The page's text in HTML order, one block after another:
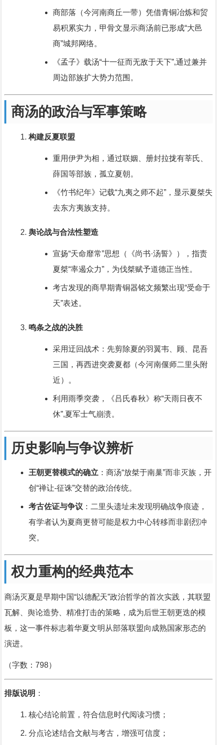
商部落（今河南商丘一带）凭借青铜冶炼和贸
易积累实力，甲骨文显示商汤前已形成“大邑
商”城邦网络。
《孟子》载汤“十一征而无敌于天下”,通过兼并
周边部族扩大势力范围。
商汤的政治与军事策略
构建反夏联盟
重用伊尹为相，通过联姻、册封拉拢有莘氏、
薛国等部族，孤立夏朝。
《竹书纪年》记载“九夷之师不起”，显示夏桀失
去东方夷族支持。
舆论战与合法性塑造
宣扬“天命靡常”思想（《尚书·汤誓》），指责
夏桀“率遏众力”，为伐桀赋予道德正当性。
考古发现的商早期青铜器铭文频繁出现“受命于
天”表述。
鸣条之战的决胜
采用迂回战术：先剪除夏的羽翼韦、顾、昆吾
三国，再西进突袭夏都（今河南偃师二里头附
近）。
利用雨季突袭，《吕氏春秋》称“天雨日夜不
休”,夏军士气崩溃。
历史影响与争议辨析
王朝更替模式的确立：商汤“放桀于南巢”而非灭族，开
创“禅让-征诛”交替的政治传统。
考古佐证与争议 ：二里头遗址未发现明确战争痕迹，
有学者认为夏商更替可能是权力中心转移而非剧烈冲
突。
权力重构的经典范本
商汤灭夏是早期中国“以德配天”政治哲学的首次实践，其联盟
瓦解、舆论造势、精准打击的策略，成为后世王朝更迭的模
板，这一事件标志着华夏文明从部落联盟向成熟国家形态的
演进。
（字数：798）
排版说明 ：
核心结论前置，符合信息时代阅读习惯；
分点论述结合文献与考古，增强可信度；